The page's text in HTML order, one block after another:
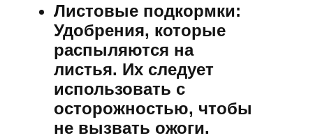
Листовые подкормки:
Удобрения, которые
распыляются на
листья. Их следует
использовать с
осторожностью, чтобы
не вызвать ожоги.